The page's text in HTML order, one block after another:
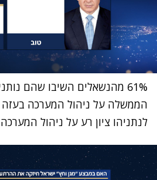
61% מהנשאלים השיבו שהם
לנתניהו ציון רע על ניהול המערכה ו-9% לא